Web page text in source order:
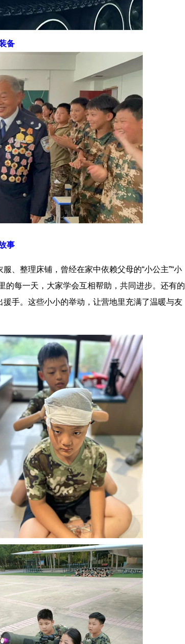
备
事
、整理床铺，曾经在家中依赖父母的“小公主”“小
的每一天，大家学会互相帮助，共同进步。还有的
手。这些小小的举动，让营地里充满了温暖与友